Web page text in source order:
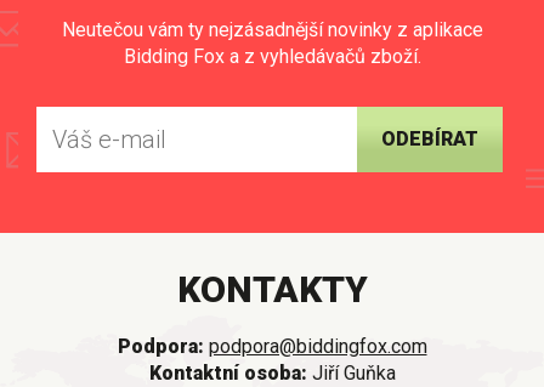
Neutečou vám ty nejzásadnější novinky z aplikace
Bidding Fox a z vyhledávačů zboží.
ODEBÍRAT
KONTAKTY
Podpora: podpora@biddingfox.com
Kontaktní osoba: Jiří Guňka